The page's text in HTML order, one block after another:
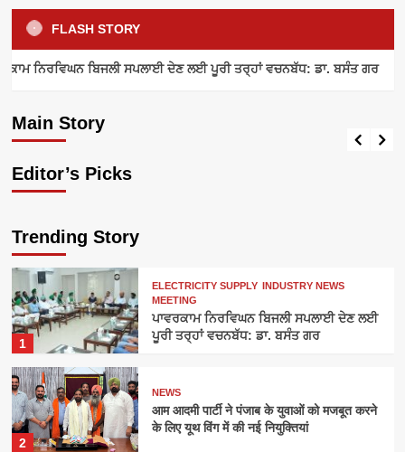
FLASH STORY
ਨਿਰਵਿਘਨ ਬਿਜਲੀ ਸਪਲਾਈ ਦੇਣ ਲਈ ਪੂਰੀ ਤਰ੍ਹਾਂ ਵਚਨਬੱਧ: ਡਾ. ਬਸੰਤ ਗਰ
Main Story
ELECTRICITY SUPPLY INDUSTRY NEWS MEETING
admin August 8, 2026
Editor’s Picks
Trending Story
1
ELECTRICITY SUPPLY INDUSTRY NEWS
MEETING
ਪਾਵਰਕਾਮ ਨਿਰਵਿਘਨ ਬਿਜਲੀ ਸਪਲਾਈ ਦੇਣ ਲਈ
ਪੂਰੀ ਤਰ੍ਹਾਂ ਵਚਨਬੱਧ: ਡਾ. ਬਸੰਤ ਗਰ
2
NEWS
आम आदमी पार्टी ने पंजाब के युवाओं को मजबूत करने
के लिए यूथ विंग में की नई नियुक्तियां